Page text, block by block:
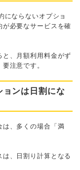
にならないオプショ
必要なサービスを確
、月額利用料金がず
注意です。
ョンは日割にな
は、多くの場合「満
、日割り計算となる